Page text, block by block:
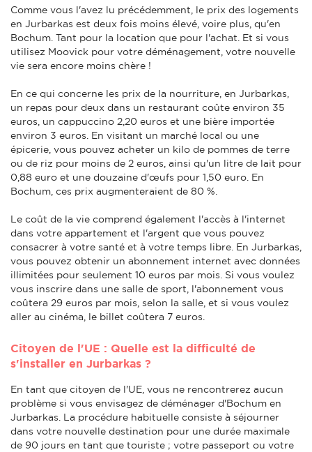
Comme vous l'avez lu précédemment, le prix des logements
en Jurbarkas est deux fois moins élevé, voire plus, qu'en
Bochum. Tant pour la location que pour l'achat. Et si vous
utilisez Moovick pour votre déménagement, votre nouvelle
vie sera encore moins chère !
En ce qui concerne les prix de la nourriture, en Jurbarkas,
un repas pour deux dans un restaurant coûte environ 35
euros, un cappuccino 2,20 euros et une bière importée
environ 3 euros. En visitant un marché local ou une
épicerie, vous pouvez acheter un kilo de pommes de terre
ou de riz pour moins de 2 euros, ainsi qu'un litre de lait pour
0,88 euro et une douzaine d'œufs pour 1,50 euro. En
Bochum, ces prix augmenteraient de 80 %.
Le coût de la vie comprend également l'accès à l'internet
dans votre appartement et l'argent que vous pouvez
consacrer à votre santé et à votre temps libre. En Jurbarkas,
vous pouvez obtenir un abonnement internet avec données
illimitées pour seulement 10 euros par mois. Si vous voulez
vous inscrire dans une salle de sport, l'abonnement vous
coûtera 29 euros par mois, selon la salle, et si vous voulez
aller au cinéma, le billet coûtera 7 euros.
Citoyen de l'UE : Quelle est la difficulté de
s'installer en Jurbarkas ?
En tant que citoyen de l'UE, vous ne rencontrerez aucun
problème si vous envisagez de déménager d'Bochum en
Jurbarkas. La procédure habituelle consiste à séjourner
dans votre nouvelle destination pour une durée maximale
de 90 jours en tant que touriste ; votre passeport ou votre